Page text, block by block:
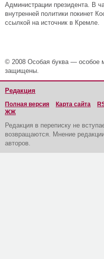
Администрации президента. В
внутренней политики покинет
ссылкой на источник в Кремле.
© 2008 Особая буква — особое
защищены.
Редакция
Полная версия Карта сайта
ЖЖ
Редакция в переписку не
возвращаются. Мнение
авторов.